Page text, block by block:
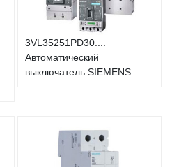
3VL35251PD30....
Автоматический
выключатель SIEMENS